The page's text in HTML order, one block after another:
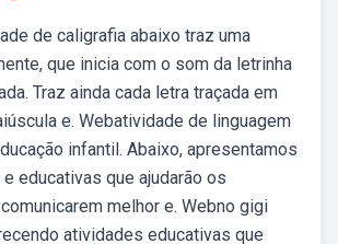
de caligrafia abaixo traz uma
que inicia com o som da letrinha
Traz ainda cada letra traçada em
e. Webatividade de linguagem
infantil. Abaixo, apresentamos
educativas que ajudarão os
melhor e. Webno gigi
atividades educativas que